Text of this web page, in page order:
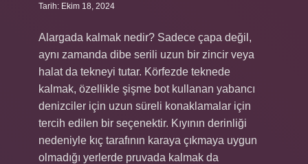
Tarih: Ekim 18, 2024
Alargada kalmak nedir? Sadece çapa değil,
aynı zamanda dibe serili uzun bir zincir veya
halat da tekneyi tutar. Körfezde teknede
kalmak, özellikle şişme bot kullanan yabancı
denizciler için uzun süreli konaklamalar için
tercih edilen bir seçenektir. Kıyının derinliği
nedeniyle kıç tarafının karaya çıkmaya uygun
olmadığı yerlerde pruvada kalmak da